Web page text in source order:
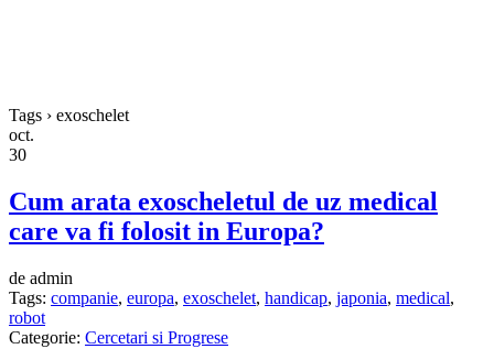
Tags › exoschelet
oct.
30
Cum arata exoscheletul de uz medical
care va fi folosit in Europa?
de admin
Tags: companie, europa, exoschelet, handicap, japonia, medical,
robot
Categorie: Cercetari si Progrese